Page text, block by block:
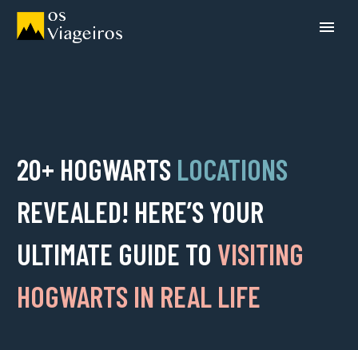
20+ HOGWARTS LOCATIONS
REVEALED! HERE’S YOUR
ULTIMATE GUIDE TO VISITING
HOGWARTS IN REAL LIFE